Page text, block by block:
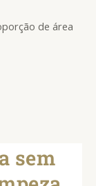
de área
sem